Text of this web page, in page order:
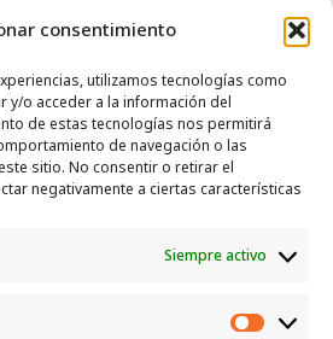
consentimiento
utilizamos tecnologías como
y/o acceder a la información del
de estas tecnologías nos permitirá
de navegación o las
sitio. No consentir o retirar el
negativamente a ciertas características
Siempre activo
de ropa y enseres.